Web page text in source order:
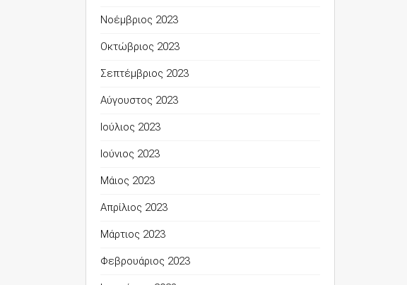
Νοέμβριος 2023
Οκτώβριος 2023
Σεπτέμβριος 2023
Αύγουστος 2023
Ιούλιος 2023
Ιούνιος 2023
Μάιος 2023
Απρίλιος 2023
Μάρτιος 2023
Φεβρουάριος 2023